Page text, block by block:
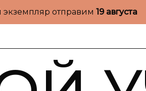
экземпляр отправим 19 августа